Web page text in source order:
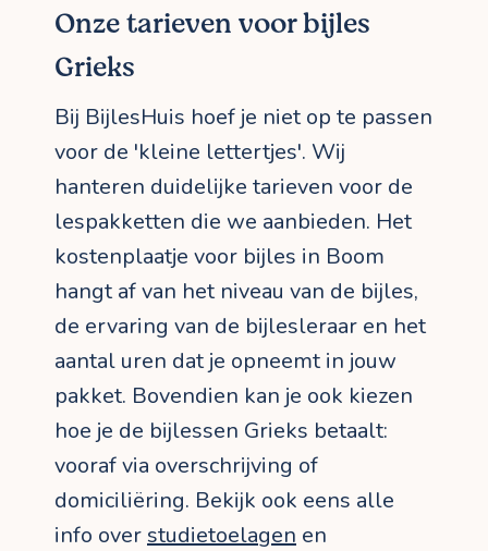
Onze tarieven voor bijles
Grieks
Bij BijlesHuis hoef je niet op te passen
voor de 'kleine lettertjes'. Wij
hanteren duidelijke tarieven voor de
lespakketten die we aanbieden. Het
kostenplaatje voor bijles in Boom
hangt af van het niveau van de bijles,
de ervaring van de bijlesleraar en het
aantal uren dat je opneemt in jouw
pakket. Bovendien kan je ook kiezen
hoe je de bijlessen Grieks betaalt:
vooraf via overschrijving of
domiciliëring. Bekijk ook eens alle
info over studietoelagen en